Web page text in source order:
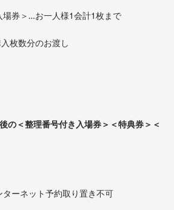
場券＞…お一人様1会計1枚まで
枚数分のお渡し
の＜整理番号付き入場券＞＜特典券＞＜
ーネット予約取り置き不可